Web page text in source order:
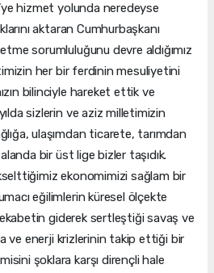
hizmet yolunda neredeyse
aktaran Cumhurbaşkanı
sorumluluğunu devre aldığımız
her bir ferdinin mesuliyetini
bilinciyle hareket ettik ve
sizlerin ve aziz milletimizin
ulaşımdan ticarete, tarımdan
bir üst lige bizler taşıdık.
ekonomimizi sağlam bir
eğilimlerin küresel ölçekte
giderek sertleştiği savaş ve
ve enerji krizlerinin takip ettiği bir
şoklara karşı dirençli hale